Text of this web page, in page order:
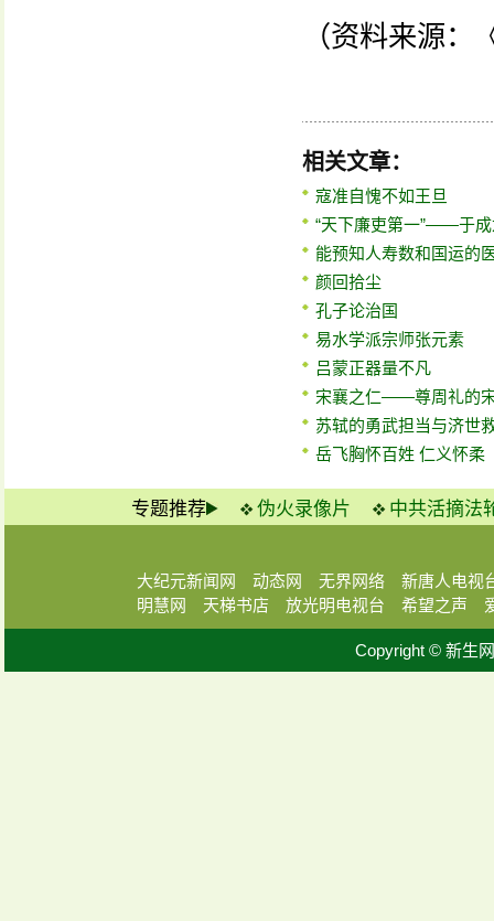
（资料来源：
相关文章：
寇准自愧不如王旦
“天下廉吏第一”——于
能预知人寿数和国运的
颜回拾尘
孔子论治国
易水学派宗师张元素
吕蒙正器量不凡
宋襄之仁——尊周礼的
苏轼的勇武担当与济世
岳飞胸怀百姓 仁义怀柔
专题推荐 伪火录像片 中共活摘法
大纪元新闻网 动态网 无界网络
新唐人电视
明慧网
天梯书店 放光明电视台 希望之声
Copyright © 新生